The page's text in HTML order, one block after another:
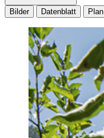
Bilder Datenblatt Plan